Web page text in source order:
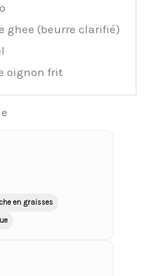
ghee (beurre clarifié)
oignon frit
en graisses